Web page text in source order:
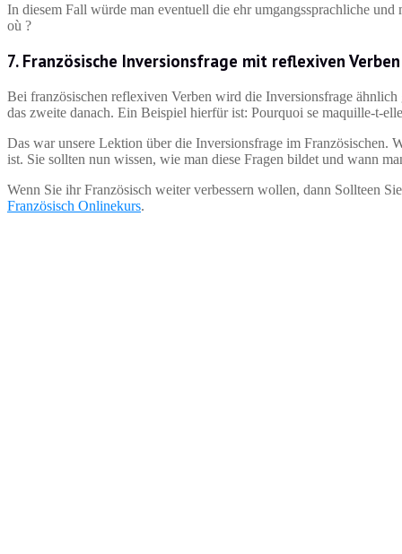
In diesem Fall würde man eventuell die ehr umgangssprachliche
où ?
7. Französische Inversionsfrage mit reflexiven Verben
Bei französischen reflexiven Verben wird die Inversionsfrage
das zweite danach. Ein Beispiel hierfür ist: Pourquoi se maquille-t-
Das war unsere Lektion über die Inversionsfrage im
ist. Sie sollten nun wissen, wie man diese Fragen bildet und wann
Wenn Sie ihr Französisch weiter verbessern wollen, dann Sollteen
Französisch Onlinekurs.